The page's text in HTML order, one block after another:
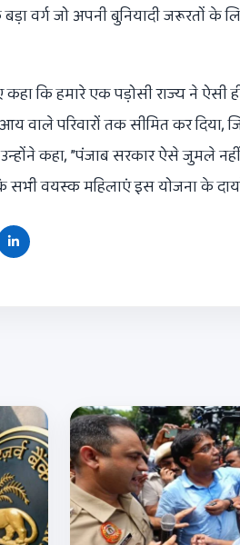
वर्ग जो अपनी बुनियादी जरूरतों के
कहा कि हमारे एक पड़ोसी राज्य ने
वाले परिवारों तक सीमित कर
कहा, ”पंजाब सरकार ऐसे जुमले
सभी वयस्क महिलाएं इस योजना के